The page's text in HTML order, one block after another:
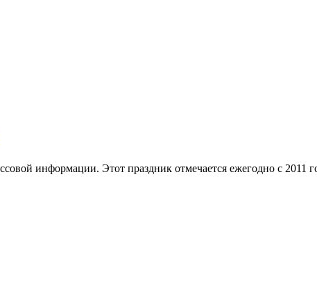
информации. Этот праздник отмечается ежегодно с